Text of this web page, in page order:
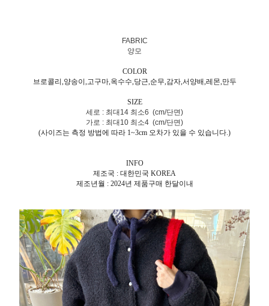
FABRIC
양모
COLOR
브로콜리,양송이,고구마,옥수수,당근,순무,감자,서양배,레몬,만두
SIZE
세로 : 최대14 최소6 (cm/단면)
가로 : 최대10 최소4 (cm/단면)
(사이즈는 측정 방법에 따라 1~3cm 오차가 있을 수 있습니다.)
INFO
제조국 : 대한민국 KOREA
제조년월 : 2024년 제품구매 한달이내